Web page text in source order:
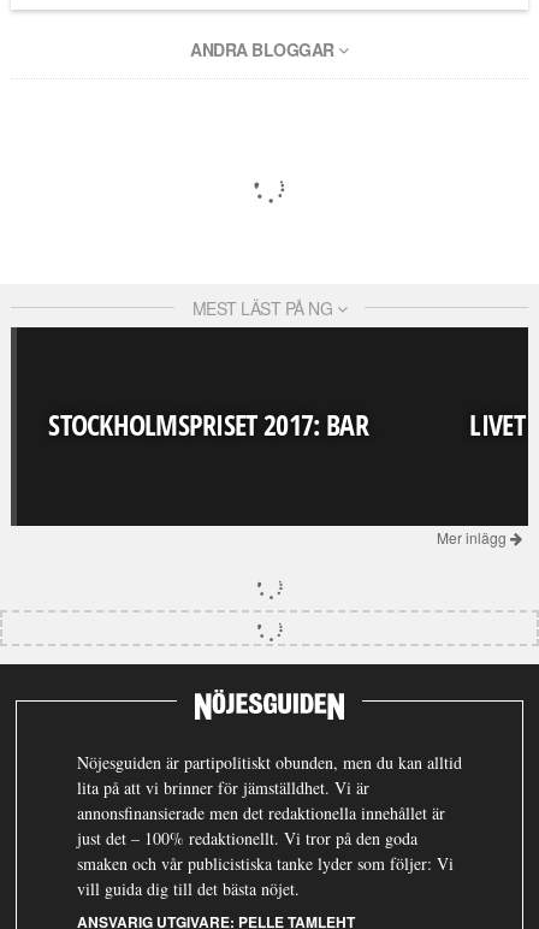
ANDRA BLOGGAR
MEST LÄST PÅ NG
STOCKHOLMSPRISET 2017: BAR LIVET
Mer inlägg
Nöjesguiden är partipolitiskt obunden, men du kan alltid
lita på att vi brinner för jämställdhet. Vi är
annonsfinansierade men det redaktionella innehållet är
just det – 100% redaktionellt. Vi tror på den goda
smaken och vår publicistiska tanke lyder som följer: Vi
vill guida dig till det bästa nöjet.
ANSVARIG UTGIVARE: PELLE TAMLEHT